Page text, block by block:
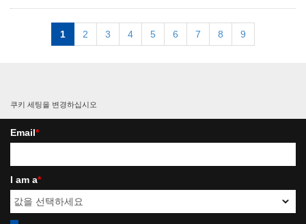
1 2 3 4 5 6 7 8 9
쿠키 세팅을 변경하십시오
Email*
I am a*